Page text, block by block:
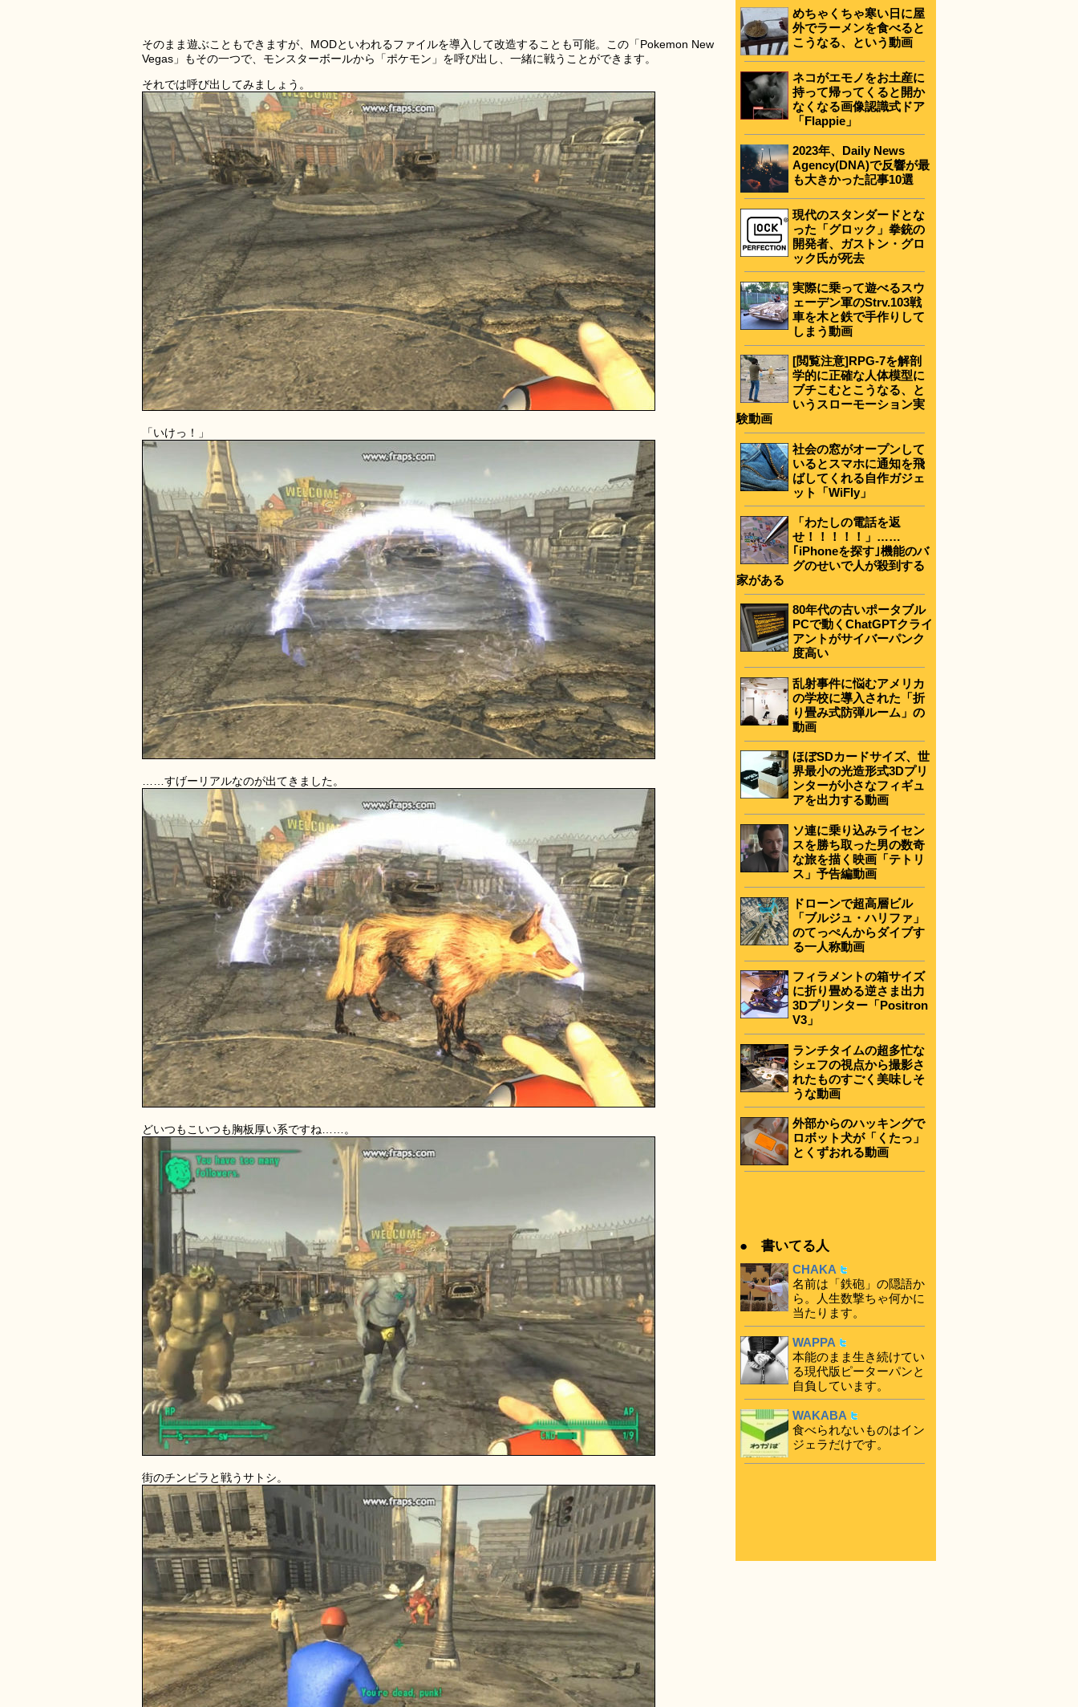
そのまま遊ぶこともできますが、MODといわれるファイルを導入して改造することも可能。この「Pokemon New
Vegas」もその一つで、モンスターボールから「ポケモン」を呼び出し、一緒に戦うことができます。
それでは呼び出してみましょう。
「いけっ！」
……すげーリアルなのが出てきました。
どいつもこいつも胸板厚い系ですね……。
街のチンピラと戦うサトシ。
めちゃくちゃ寒い日に屋
外でラーメンを食べると
こうなる、という動画
ネコがエモノをお土産に
持って帰ってくると開か
なくなる画像認識式ドア
「Flappie」
2023年、Daily News
Agency(DNA)で反響が最
も大きかった記事10選
現代のスタンダードとな
った「グロック」拳銃の
開発者、ガストン・グロ
ック氏が死去
実際に乗って遊べるスウ
ェーデン軍のStrv.103戦
車を木と鉄で手作りして
しまう動画
[閲覧注意]RPG-7を解剖
学的に正確な人体模型に
ブチこむとこうなる、と
いうスローモーション実
験動画
社会の窓がオープンして
いるとスマホに通知を飛
ばしてくれる自作ガジェ
ット「WiFly」
「わたしの電話を返
せ！！！！！」……
｢iPhoneを探す｣機能のバ
グのせいで人が殺到する
家がある
80年代の古いポータブル
PCで動くChatGPTクライ
アントがサイバーパンク
度高い
乱射事件に悩むアメリカ
の学校に導入された「折
り畳み式防弾ルーム」の
動画
ほぼSDカードサイズ、世
界最小の光造形式3Dプリ
ンターが小さなフィギュ
アを出力する動画
ソ連に乗り込みライセン
スを勝ち取った男の数奇
な旅を描く映画「テトリ
ス」予告編動画
ドローンで超高層ビル
「ブルジュ・ハリファ」
のてっぺんからダイブす
る一人称動画
フィラメントの箱サイズ
に折り畳める逆さま出力
3Dプリンター「Positron
V3」
ランチタイムの超多忙な
シェフの視点から撮影さ
れたものすごく美味しそ
うな動画
外部からのハッキングで
ロボット犬が「くたっ」
とくずおれる動画
● 書いてる人
CHAKA
名前は「鉄砲」の隠語か
ら。人生数撃ちゃ何かに
当たります。
WAPPA
本能のまま生き続けてい
る現代版ピーターパンと
自負しています。
WAKABA
食べられないものはイン
ジェラだけです。